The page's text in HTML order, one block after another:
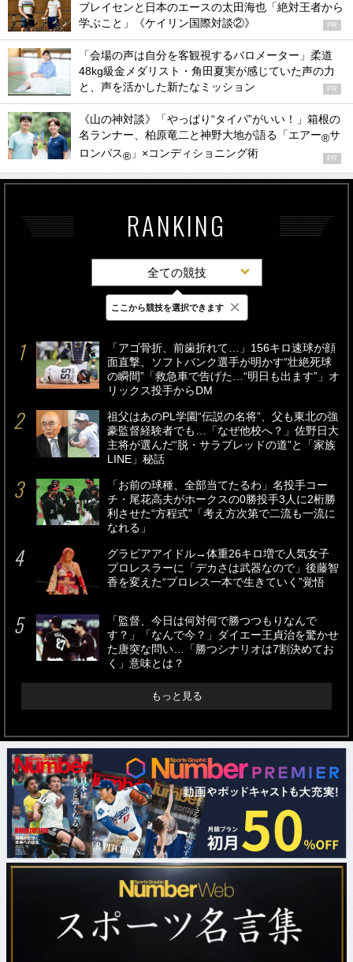
ブレイセンと日本のエースの太田海也「絶対王者から
学ぶこと」《ケイリン国際対談②》
PR
「会場の声は自分を客観視するバロメーター」柔道
48kg級金メダリスト・角田夏実が感じていた声の力
と、声を活かした新たなミッション
PR
《山の神対談》「やっぱり“タイパ”がいい！」箱根の
名ランナー、柏原竜二と神野大地が語る「エアー®サ
ロンパス® 」×コンディショニング術 PR
RANKING
全ての競技
最新 24時間 週間
「アゴ骨折、前歯折れて…」156キロ速球が顔
面直撃、ソフトバンク選手が明かす“壮絶死球
の瞬間”「救急車で告げた…“明日も出ます”」オ
リックス投手からDM
祖父はあのPL学園“伝説の名将”、父も東北の強
豪監督経験者でも…「なぜ他校へ？」佐野日大
主将が選んだ“脱・サラブレッドの道”と「家族
LINE」秘話
「お前の球種、全部当てたるわ」名投手コー
チ・尾花高夫がホークスの0勝投手3人に2桁勝
利させた“方程式”「考え方次第で二流も一流に
なれる」
グラビアアイドル→体重26キロ増で人気女子
プロレスラーに「デカさは武器なので」後藤智
香を変えた“プロレス一本で生きていく”覚悟
「監督、今日は何対何で勝つつもりなんで
す？」「なんで今？」ダイエー王貞治を驚かせ
た唐突な問い…「勝つシナリオは7割決めてお
く」意味とは？
もっと見る
ここから競技を選択できます ×